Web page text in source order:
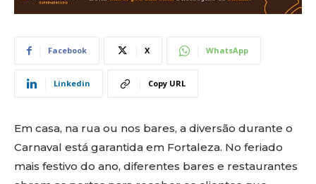
Facebook X WhatsApp
Linkedin Copy URL
Em casa, na rua ou nos bares, a diversão durante o
Carnaval está garantida em Fortaleza. No feriado
mais festivo do ano, diferentes bares e restaurantes